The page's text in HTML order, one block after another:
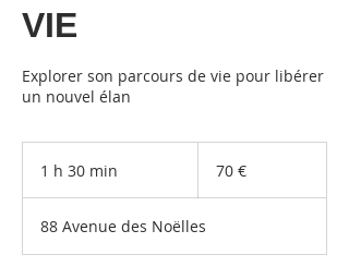
VIE
Explorer son parcours de vie pour libérer
un nouvel élan
1 h 30 min
m
i
70 €
88 Avenue des Noëlles